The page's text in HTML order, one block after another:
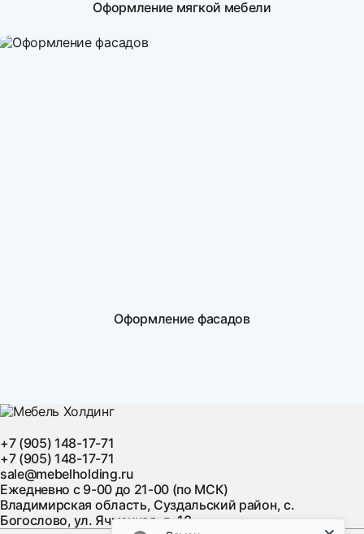
Оформление мягкой мебели
Оформление фасадов
+7 (905) 148-17-71
+7 (905) 148-17-71
sale@mebelholding.ru
Ежедневно с 9-00 до 21-00 (по МСК)
Владимирская область, Суздальский район, с.
Богослово, ул. Ячменная, д. 10